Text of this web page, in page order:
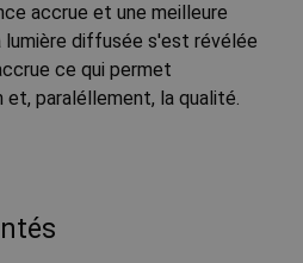
accrue et une meilleure
lumière diffusée s'est révélée
ce qui permet
paraléllement, la qualité.